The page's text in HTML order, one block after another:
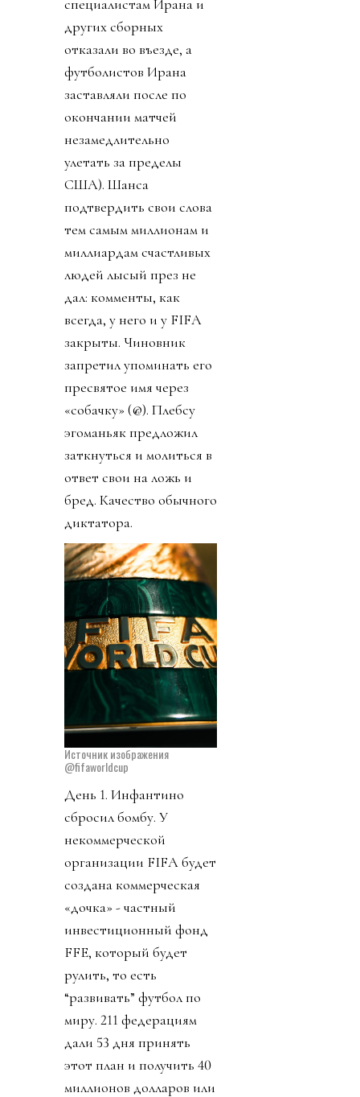
специалистам Ирана и
других сборных
отказали во въезде, а
футболистов Ирана
заставляли после по
окончании матчей
незамедлительно
улетать за пределы
США). Шанса
подтвердить свои слова
тем самым миллионам и
миллиардам счастливых
людей лысый през не
дал: комменты, как
всегда, у него и у FIFA
закрыты. Чиновник
запретил упоминать его
пресвятое имя через
«собачку» (@). Плебсу
эгоманьяк предложил
заткнуться и молиться в
ответ свои на ложь и
бред. Качество обычного
диктатора.
Источник изображения
@fifaworldcup
День 1. Инфантино
сбросил бомбу. У
некоммерческой
организации FIFA будет
создана коммерческая
«дочка» - частный
инвестиционный фонд
FFE, который будет
рулить, то есть
“развивать” футбол по
миру. 211 федерациям
дали 53 дня принять
этот план и получить 40
миллионов долларов или